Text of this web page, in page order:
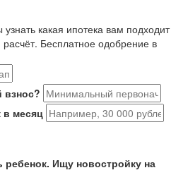
какая ипотека вам подходит
Бесплатное одобрение в
взнос?
в месяц
ребенок. Ищу новостройку на